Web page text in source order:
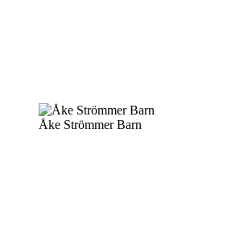
Åke Strömmer Barn